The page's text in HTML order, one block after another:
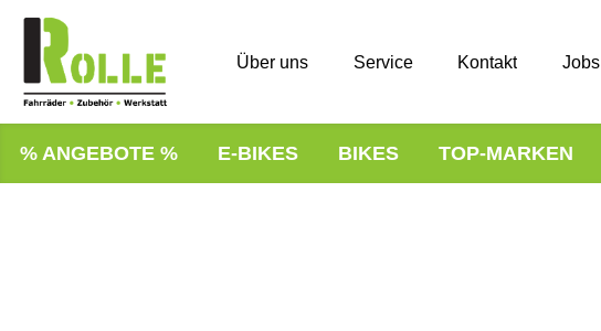
Über uns Service Kontakt Jobs
% ANGEBOTE % E-BIKES BIKES TOP-MARKEN